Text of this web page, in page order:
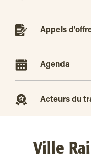
Appels
Agenda
Acteurs du
Ville